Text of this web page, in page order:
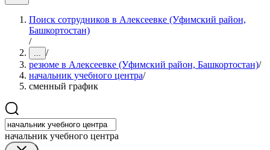
Поиск сотрудников в Алексеевке (Уфимский район,
Башкортостан)
/
... /
резюме в Алексеевке (Уфимский район, Башкортостан)/
начальник учебного центра/
сменный график
начальник учебного центра